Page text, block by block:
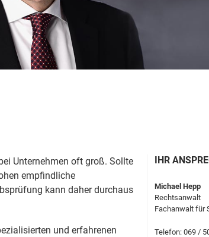
Unternehmen oft groß. Sollte
empfindliche
kann daher durchaus
und erfahrenen
IHR
Michael Hepp
Rechtsanwalt
Fachanwalt für
Telefon:069 /